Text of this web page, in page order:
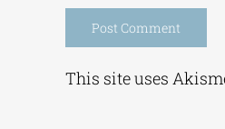
This site uses